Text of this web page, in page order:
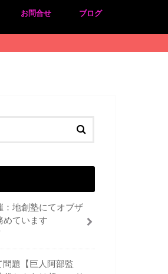
お問合せ ブログ
：地創塾にてオブザ
めています
問題【巨人阿部監